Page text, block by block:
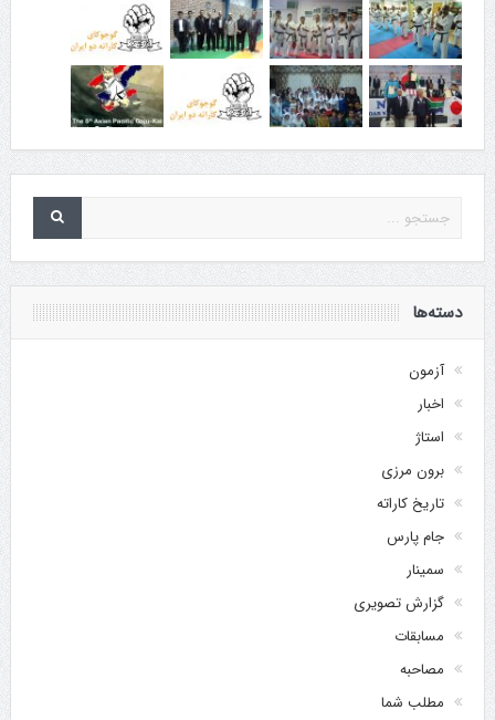
دسته‌ها
آزمون
اخبار
استاژ
برون مرزی
تاریخ کاراته
جام پارس
سمینار
گزارش تصویری
مسابقات
مصاحبه
مطلب شما